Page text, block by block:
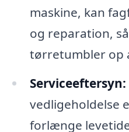
maskine, kan
og reparation,
tørretumbler op
Serviceeftersyn:
vedligeholdelse
forlænge